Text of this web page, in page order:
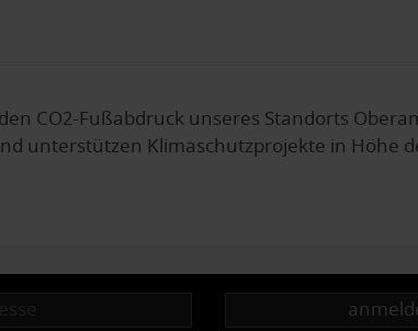
CO2-Fußabdruck unseres Standorts
unterstützen Klimaschutzprojekte in Höhe